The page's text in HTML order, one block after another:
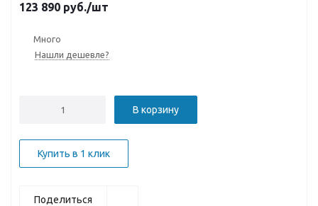
123 890 руб./шт
Много
Нашли дешевле?
В корзину
Купить в 1 клик
Поделиться